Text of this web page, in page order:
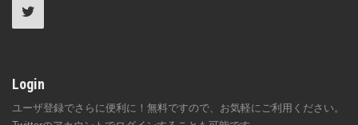
Login
ユーザ登録でさらに便利に！無料ですので、お気軽にご利用ください。